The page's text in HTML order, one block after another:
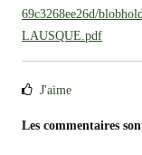
69c3268ee26d/
LAUSQUE.pdf
J'aime
Les commentaires